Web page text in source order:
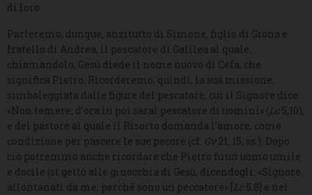
di loro.
Parleremo, dunque, anzitutto di Simone, figlio di Giona e
fratello di Andrea, il pescatore di Galilea al quale,
chiamandolo, Gesù diede il nome nuovo di Cefa, che
significa Pietro. Ricorderemo, quindi, la sua missione,
simboleggiata dalle figure del pescatore, cui il Signore dice:
«Non temere; d’ora in poi sarai pescatore di uomini» (Lc5,10),
e del pastore al quale il Risorto domanda l’amore, come
condizione per pascere le sue pecore (cf. Gv21, 15, ss.). Dopo
ciò potremmo anche ricordare che Pietro fu un uomo umile
e docile (si gettò alle ginocchia di Gesù, dicendogli: «Signore,
allontanati da me, perché sono un peccatore» [Lc5,8] e nel